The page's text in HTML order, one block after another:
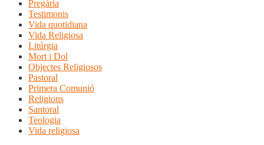
Pregària
Testimonis
Vida quotidiana
Vida Religiosa
Litúrgia
Mort i Dol
Objectes Religiosos
Pastoral
Primera Comunió
Religions
Santoral
Teologia
Vida religiosa